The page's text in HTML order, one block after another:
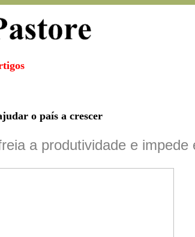
o país a crescer
a produtividade e impede